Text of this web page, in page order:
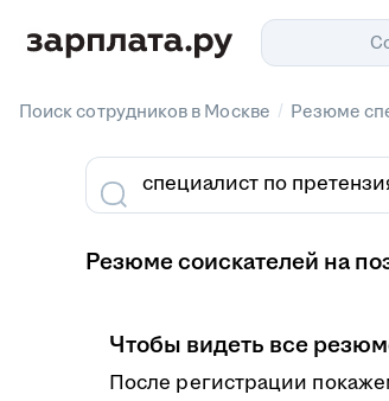
Поиск сотрудников в Москве / Резюме
Резюме соискателей на
Чтобы видеть все
После регистрации